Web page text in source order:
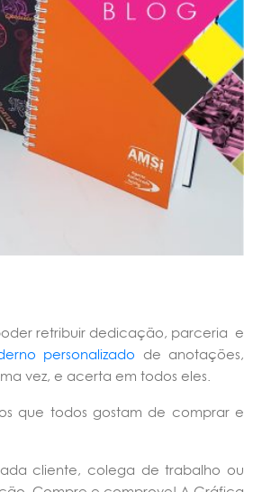
retribuir dedicação, parceria e
personalizado de anotações,
vez, e acerta em todos eles.
que todos gostam de comprar e
cliente, colega de trabalho ou